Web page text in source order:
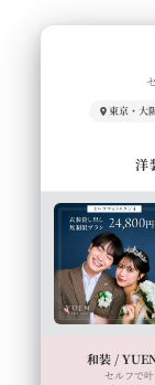
東京・大
洋
和装 /
セルフで